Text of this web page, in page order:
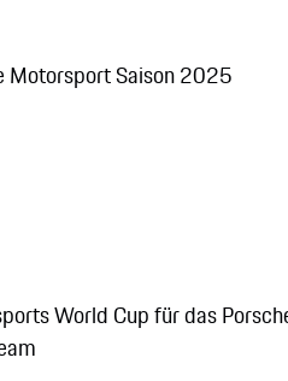
Motorsport Saison 2025
World Cup für das